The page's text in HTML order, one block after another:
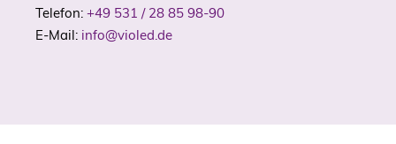
Telefon: +49 531 / 28 85 98-90
E-Mail: info@violed.de